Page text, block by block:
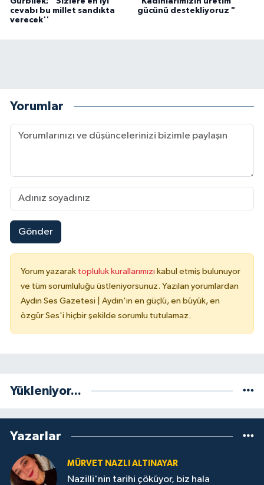
cevabı bu millet sandıkta
verecek''
gücünü destekliyoruz "
Yorumlar
Gönder
Yorum yazarak topluluk kurallarımızı kabul etmiş bulunuyor
ve tüm sorumluluğu üstleniyorsunuz. Yazılan yorumlardan
Aydın Ses Gazetesi | Aydın'ın en güçlü, en büyük, en
özgür Ses'i hiçbir şekilde sorumlu tutulamaz.
Yükleniyor...
Yazarlar
MÜRVET NAZLI ALTINAYAR
Nazilli'nin tarihi çöküyor, biz hala